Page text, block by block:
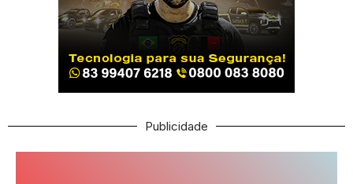
Publicidade